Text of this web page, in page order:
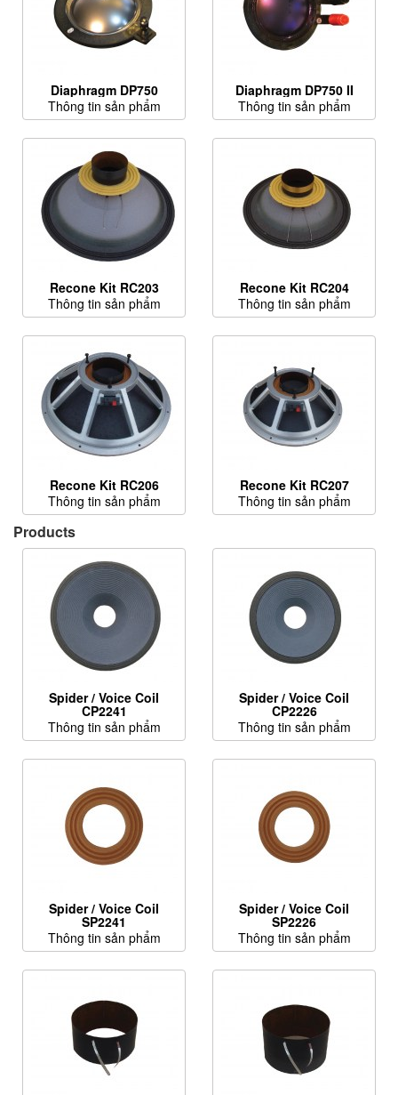
Diaphragm DP750
Thông tin sản phẩm
Diaphragm DP750 II
Thông tin sản phẩm
Recone Kit RC203
Thông tin sản phẩm
Recone Kit RC204
Thông tin sản phẩm
Recone Kit RC206
Thông tin sản phẩm
Recone Kit RC207
Thông tin sản phẩm
Products
Spider / Voice Coil
CP2241
Thông tin sản phẩm
Spider / Voice Coil
CP2226
Thông tin sản phẩm
Spider / Voice Coil
SP2241
Thông tin sản phẩm
Spider / Voice Coil
SP2226
Thông tin sản phẩm